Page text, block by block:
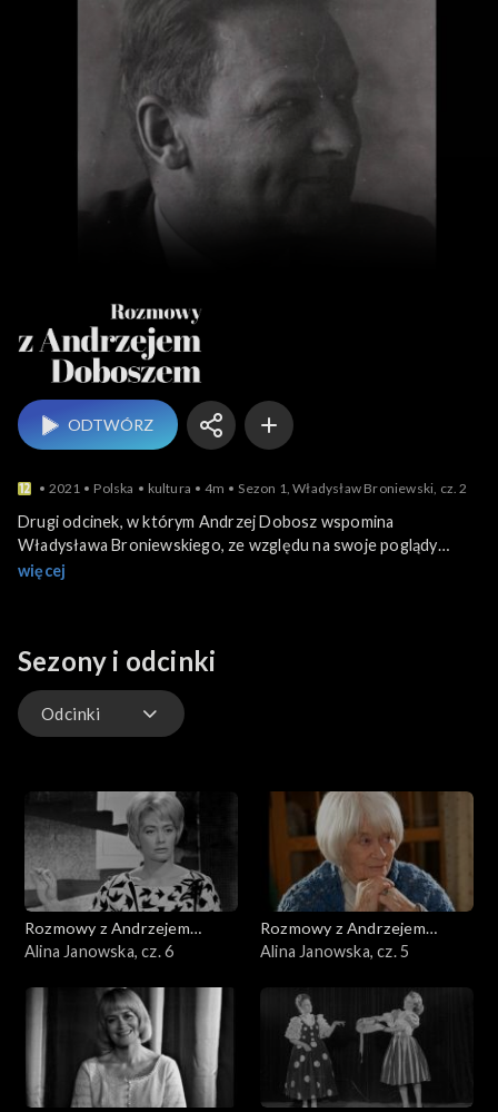
ODTWÓRZ
2021 Polska kultura 4m Sezon 1, Władysław Broniewski, cz. 2
Drugi odcinek, w którym Andrzej Dobosz wspomina
Władysława Broniewskiego, ze względu na swoje poglądy
polityczne rozczarowanego napaścią Związku Radzieckiego na
Bierutem, tworzącego poematy na cześć Józefa Stalina,
Rewolucji czy fabryki traktorów w Ursusie.
więcej
Sezony i odcinki
Odcinki
Rozmowy z Andrzejem
Doboszem
Alina Janowska, cz. 6
Rozmowy z Andrzejem
Doboszem
Alina Janowska, cz. 5